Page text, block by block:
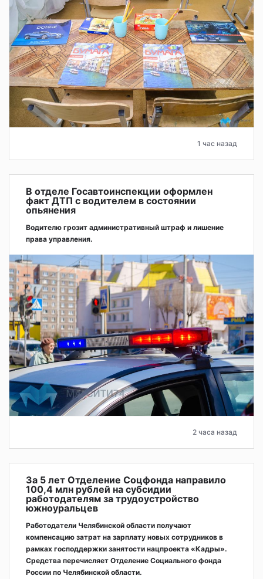
1 час назад
В отделе Госавтоинспекции оформлен
факт ДТП с водителем в состоянии
опьянения
Водителю грозит административный штраф и лишение
права управления.
2 часа назад
За 5 лет Отделение Соцфонда направило
100,4 млн рублей на субсидии
работодателям за трудоустройство
южноуральцев
Работодатели Челябинской области получают
компенсацию затрат на зарплату новых сотрудников в
рамках господдержки занятости нацпроекта «Кадры».
Средства перечисляет Отделение Социального фонда
России по Челябинской области.